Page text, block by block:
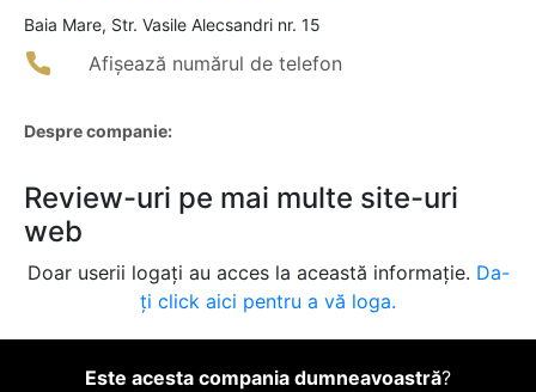
Baia Mare, Str. Vasile Alecsandri nr. 15
Afișează numărul de telefon
Despre companie:
Review-uri pe mai multe site-uri
web
Doar userii logați au acces la această informație. Da-
ți click aici pentru a vă loga.
Este acesta compania dumneavoastră?